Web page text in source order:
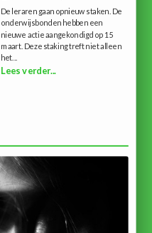
De leraren gaan opnieuw staken. De
onderwijsbonden hebben een
nieuwe actie aangekondigd op 15
maart. Deze staking treft niet alleen
het...
Lees verder...